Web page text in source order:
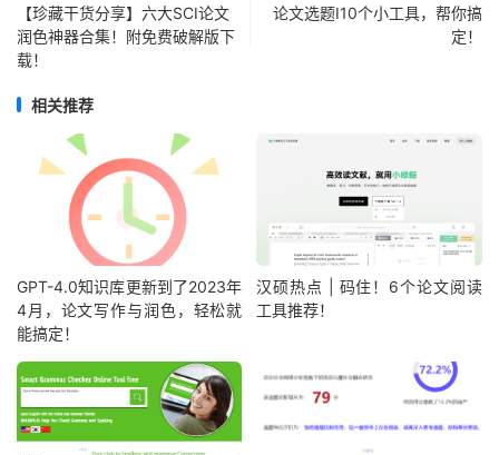
【珍藏干货分享】六大SCI论文
润色神器合集！附免费破解版下
载！
论文选题I10个小工具，帮你搞
定！
相关推荐
GPT-4.0知识库更新到了2023年
4月，论文写作与润色，轻松就
能搞定！
汉硕热点 | 码住！6个论文阅读
工具推荐！